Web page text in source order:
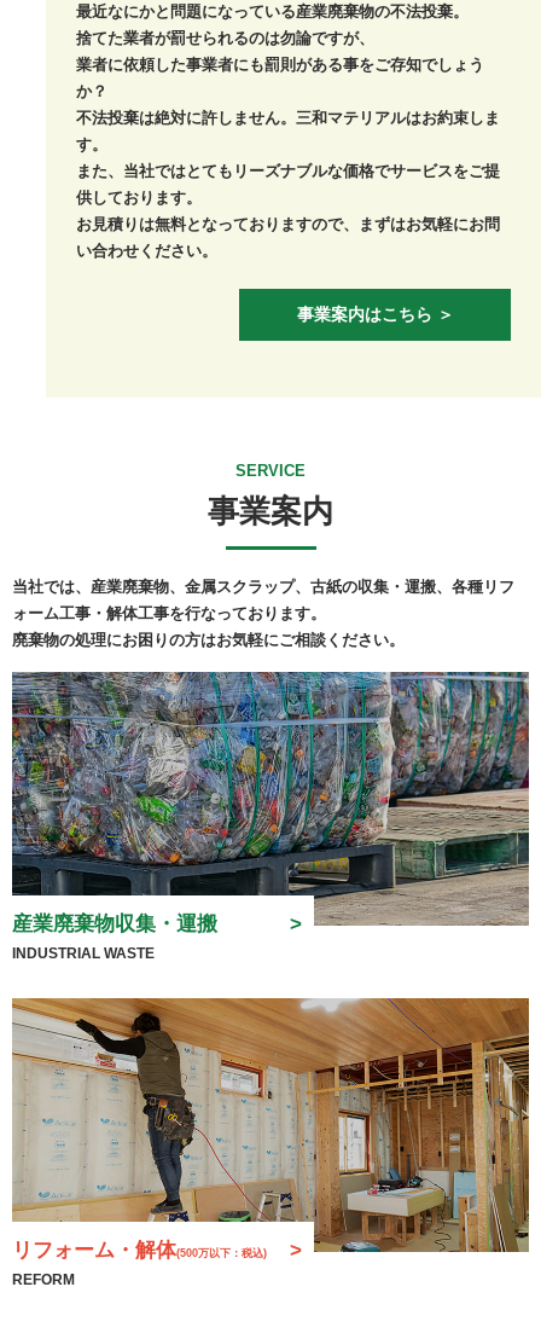
最近なにかと問題になっている産業廃棄物の不法投棄。
捨てた業者が罰せられるのは勿論ですが、
業者に依頼した事業者にも罰則がある事をご存知でしょう
か？
不法投棄は絶対に許しません。三和マテリアルはお約束しま
す。
また、当社ではとてもリーズナブルな価格でサービスをご提
供しております。
お見積りは無料となっておりますので、まずはお気軽にお問
い合わせください。
事業案内はこちら ＞
SERVICE
事業案内
当社では、産業廃棄物、金属スクラップ、古紙の収集・運搬、各種リフ
ォーム工事・解体工事を行なっております。
廃棄物の処理にお困りの方はお気軽にご相談ください。
産業廃棄物収集・運搬
INDUSTRIAL WASTE
リフォーム・解体(500万以下：税込)
REFORM